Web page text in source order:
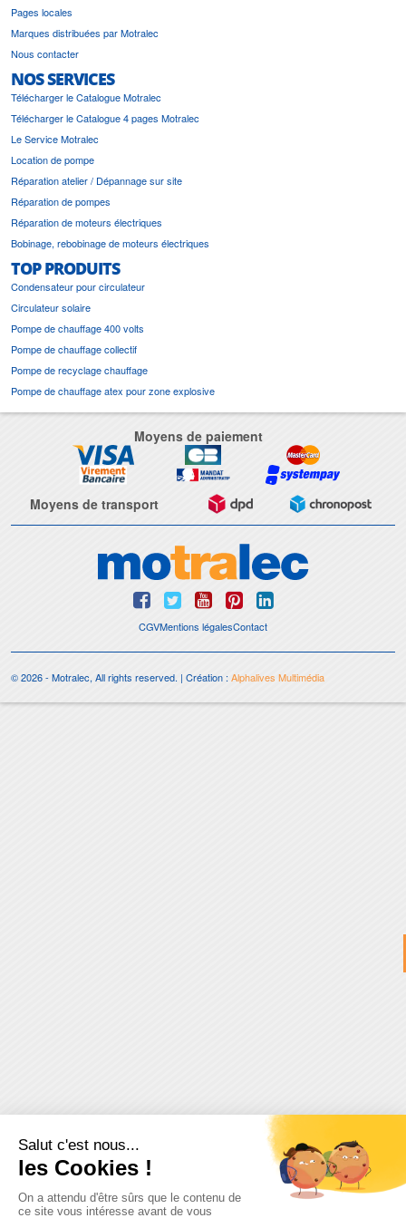
Pages locales
Marques distribuées par Motralec
Nous contacter
NOS SERVICES
Télécharger le Catalogue Motralec
Télécharger le Catalogue 4 pages Motralec
Le Service Motralec
Location de pompe
Réparation atelier / Dépannage sur site
Réparation de pompes
Réparation de moteurs électriques
Bobinage, rebobinage de moteurs électriques
TOP PRODUITS
Condensateur pour circulateur
Circulateur solaire
Pompe de chauffage 400 volts
Pompe de chauffage collectif
Pompe de recyclage chauffage
Pompe de chauffage atex pour zone explosive
Moyens de paiement
Moyens de transport
CGVMentions légalesContact
© 2026 - Motralec, All rights reserved. | Création : Alphalives Multimédia